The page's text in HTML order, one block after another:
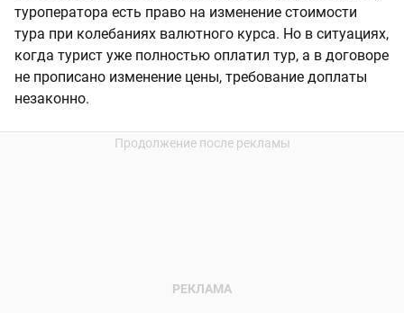
туроператора есть право на изменение стоимости
тура при колебаниях валютного курса. Но в ситуациях,
когда турист уже полностью оплатил тур, а в договоре
не прописано изменение цены, требование доплаты
незаконно.